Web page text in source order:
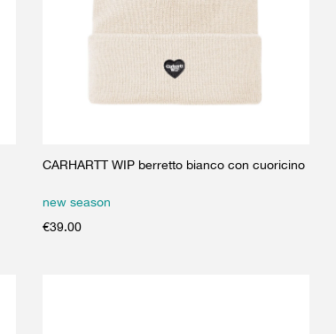
CARHARTT WIP berretto bianco con cuoricino
new season
€39.00